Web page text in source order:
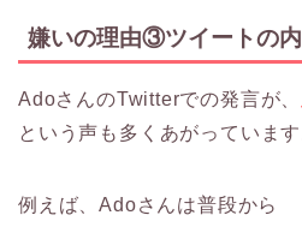
嫌いの理由③ツイートの内
AdoさんのTwitterでの発言が、
という声も多くあがっています
例えば、Adoさんは普段から